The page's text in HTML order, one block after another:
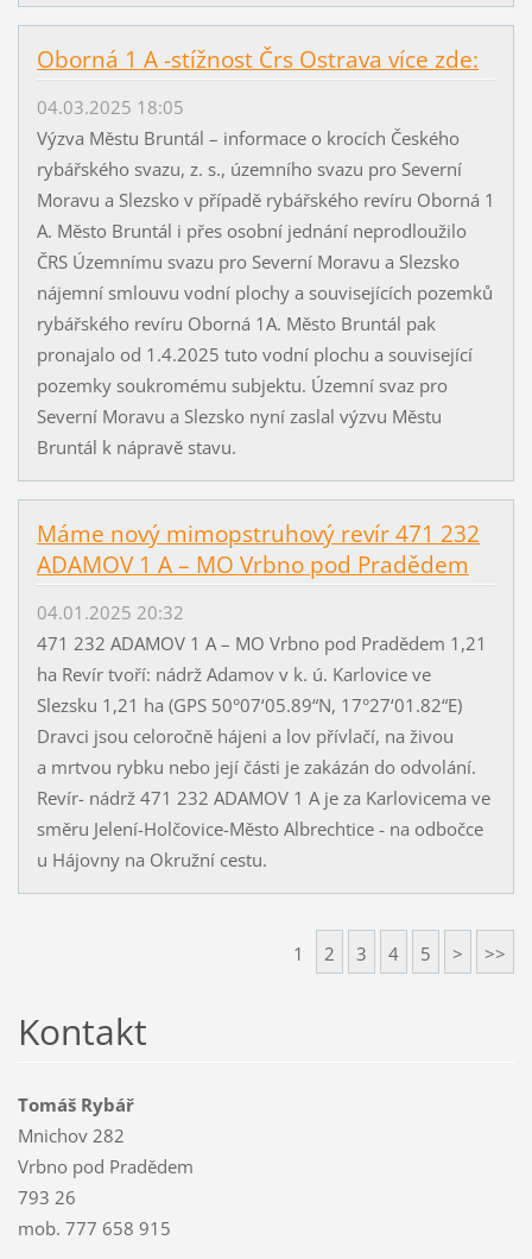
Oborná 1 A -stížnost Črs Ostrava více zde:
04.03.2025 18:05
Výzva Městu Bruntál – informace o krocích Českého
rybářského svazu, z. s., územního svazu pro Severní
Moravu a Slezsko v případě rybářského revíru Oborná 1
A. Město Bruntál i přes osobní jednání neprodloužilo
ČRS Územnímu svazu pro Severní Moravu a Slezsko
nájemní smlouvu vodní plochy a souvisejících pozemků
rybářského revíru Oborná 1A. Město Bruntál pak
pronajalo od 1.4.2025 tuto vodní plochu a související
pozemky soukromému subjektu. Územní svaz pro
Severní Moravu a Slezsko nyní zaslal výzvu Městu
Bruntál k nápravě stavu.
Máme nový mimopstruhový revír 471 232
ADAMOV 1 A – MO Vrbno pod Pradědem
04.01.2025 20:32
471 232 ADAMOV 1 A – MO Vrbno pod Pradědem 1,21
ha Revír tvoří: nádrž Adamov v k. ú. Karlovice ve
Slezsku 1,21 ha (GPS 50°07‘05.89“N, 17°27‘01.82“E)
Dravci jsou celoročně hájeni a lov přívlačí, na živou
a mrtvou rybku nebo její části je zakázán do odvolání.
Revír- nádrž 471 232 ADAMOV 1 A je za Karlovicema ve
směru Jelení-Holčovice-Město Albrechtice - na odbočce
u Hájovny na Okružní cestu.
1 2 3 4 5 > >>
Kontakt
Tomáš Rybář
Mnichov 282
Vrbno pod Pradědem
793 26
mob. 777 658 915